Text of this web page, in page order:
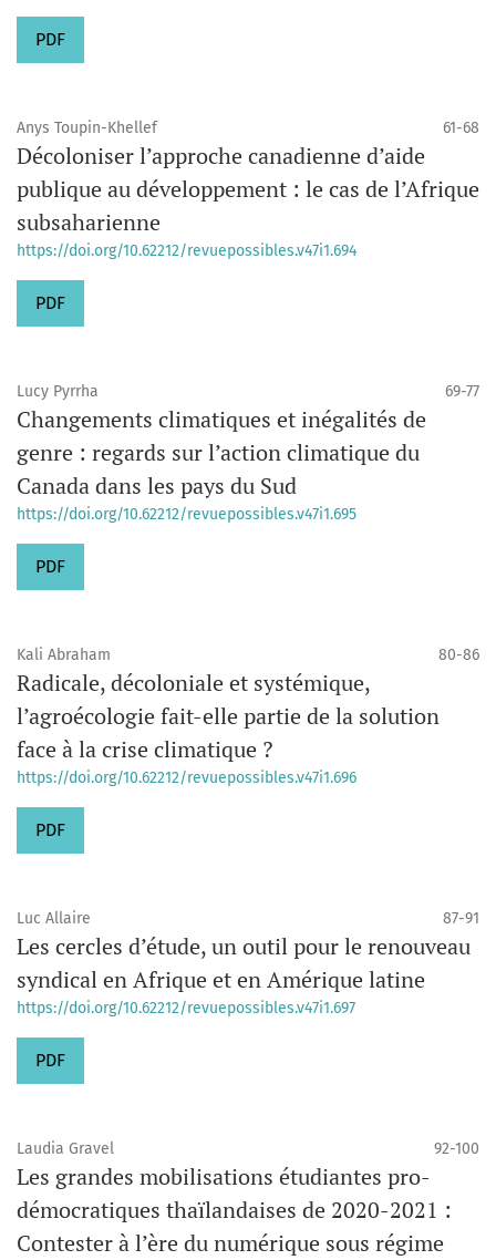
PDF
Anys Toupin-Khellef 61-68
Décoloniser l’approche canadienne d’aide
publique au développement : le cas de l’Afrique
subsaharienne
https://doi.org/10.62212/revuepossibles.v47i1.694
PDF
Lucy Pyrrha 69-77
Changements climatiques et inégalités de
genre : regards sur l’action climatique du
Canada dans les pays du Sud
https://doi.org/10.62212/revuepossibles.v47i1.695
PDF
Kali Abraham 80-86
Radicale, décoloniale et systémique,
l’agroécologie fait-elle partie de la solution
face à la crise climatique ?
https://doi.org/10.62212/revuepossibles.v47i1.696
PDF
Luc Allaire 87-91
Les cercles d’étude, un outil pour le renouveau
syndical en Afrique et en Amérique latine
https://doi.org/10.62212/revuepossibles.v47i1.697
PDF
Laudia Gravel 92-100
Les grandes mobilisations étudiantes pro-
démocratiques thaïlandaises de 2020-2021 :
Contester à l’ère du numérique sous régime